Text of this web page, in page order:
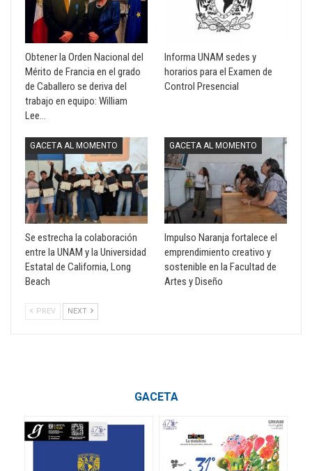
Obtener la Orden Nacional del
Mérito de Francia en el grado
de Caballero se deriva del
trabajo en equipo: William
Lee…
Informa UNAM sedes y
horarios para el Examen de
Control Presencial
GACETA AL MOMENTO
Se estrecha la colaboración
entre la UNAM y la Universidad
Estatal de California, Long
Beach
GACETA AL MOMENTO
Impulso Naranja fortalece el
emprendimiento creativo y
sostenible en la Facultad de
Artes y Diseño
PREV NEXT
GACETA